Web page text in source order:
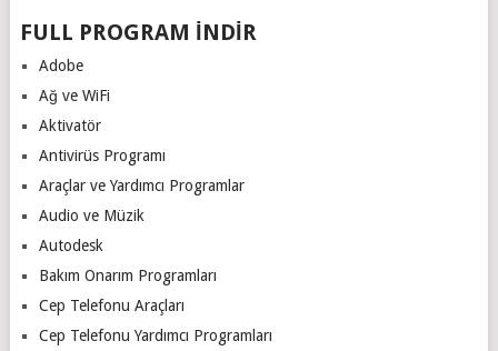
FULL PROGRAM İNDİR
Adobe
Ağ ve WiFi
Aktivatör
Antivirüs Programı
Araçlar ve Yardımcı Programlar
Audio ve Müzik
Autodesk
Bakım Onarım Programları
Cep Telefonu Araçları
Cep Telefonu Yardımcı Programları